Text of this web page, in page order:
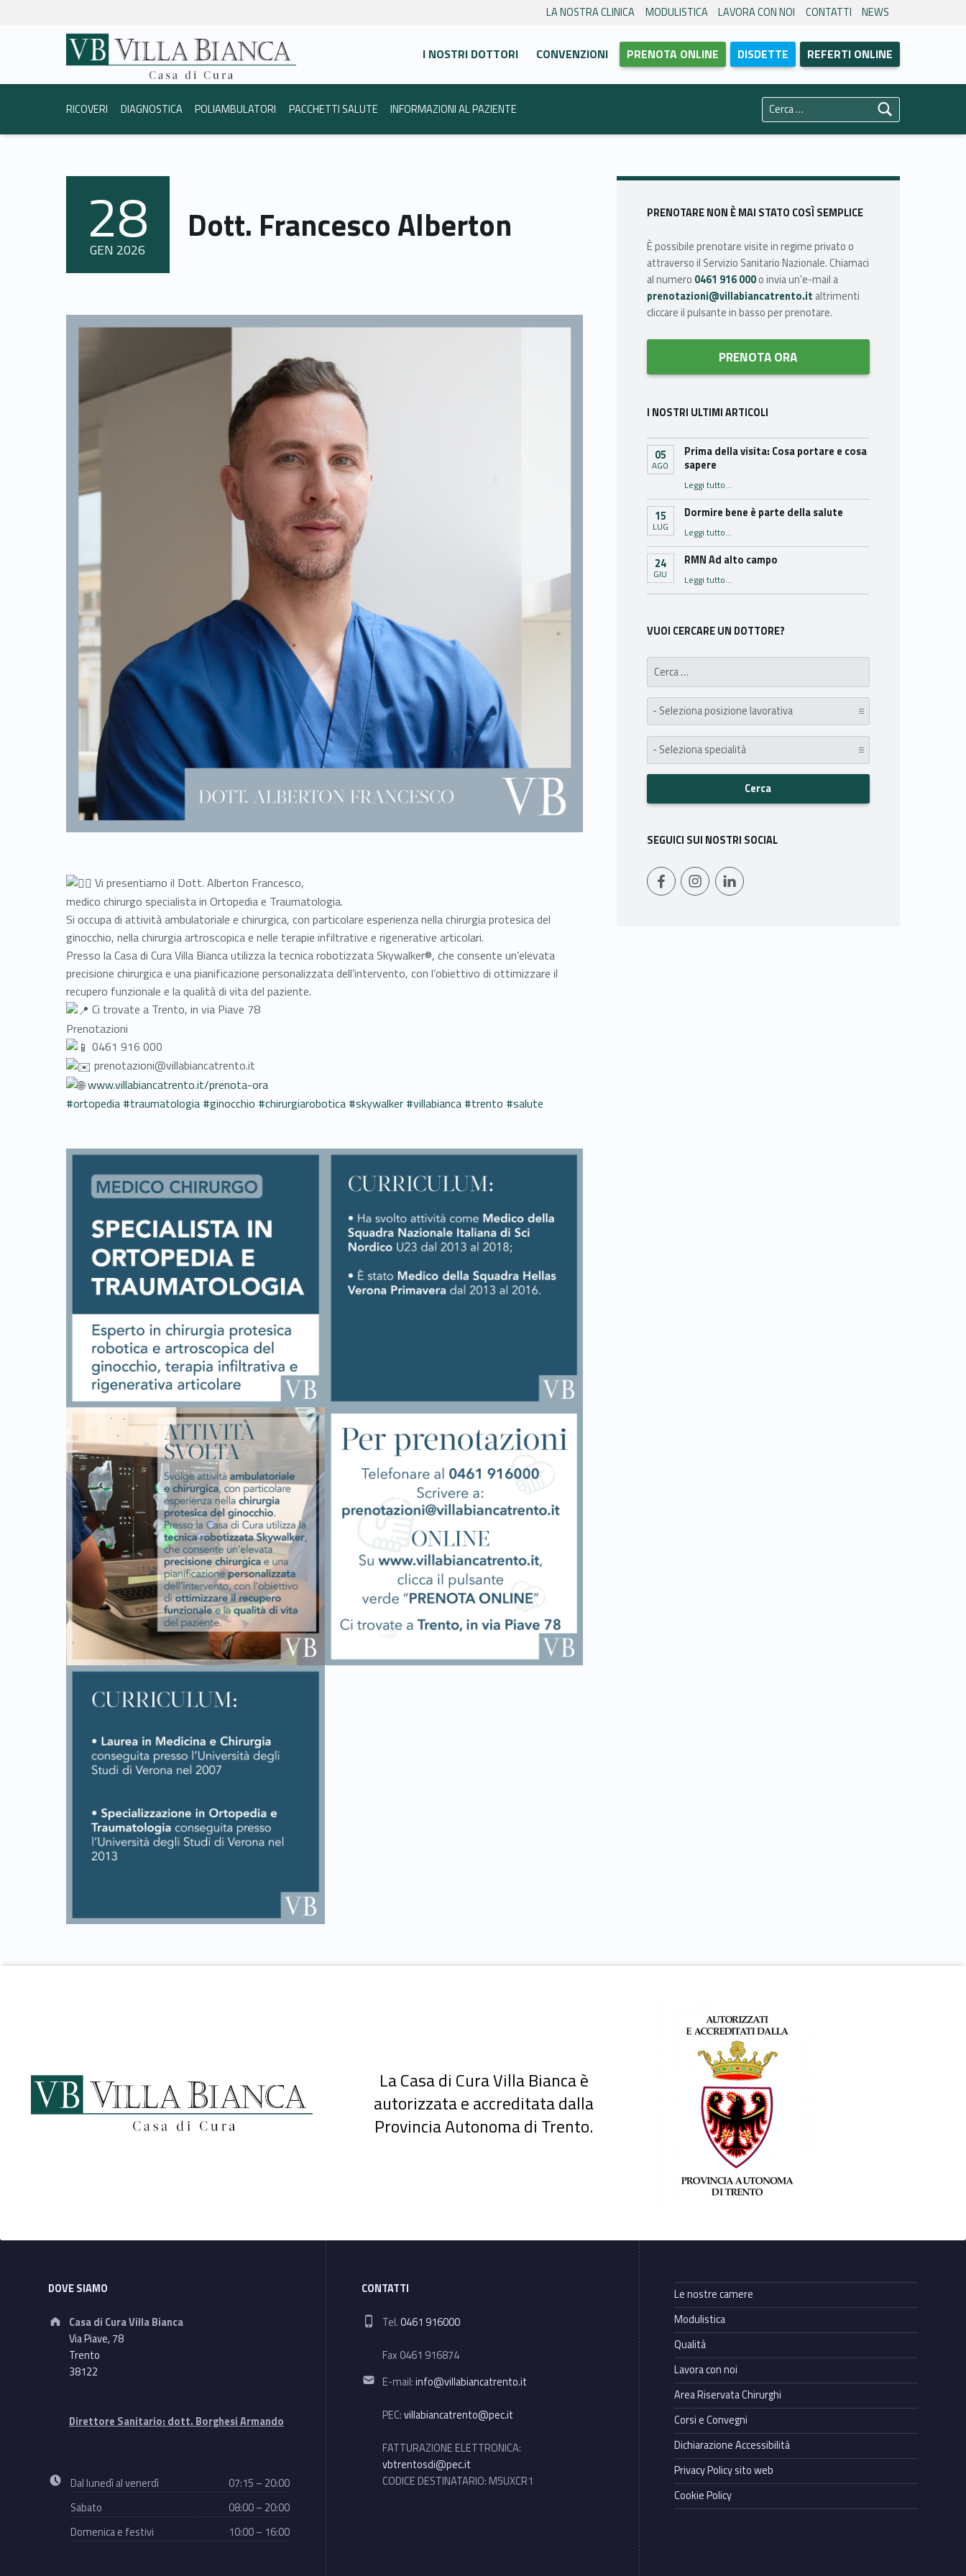
LA NOSTRA CLINICA MODULISTICA LAVORA CON NOI CONTATTI NEWS
Dott. Francesco Alberton - Casa di Cura Villa Bianca Trento
La vostra salute è la nostra priorità.
I NOSTRI DOTTORI CONVENZIONI PRENOTA ONLINE DISDETTE REFERTI ONLINE
Header info sidebar
RICOVERI DIAGNOSTICA POLIAMBULATORI PACCHETTI SALUTE INFORMAZIONI AL PAZIENTE
Dott. Francesco Alberton
POSTED ON:
28
GEN 2026
Vi presentiamo il Dott. Alberton Francesco,
medico chirurgo specialista in Ortopedia e Traumatologia.
Si occupa di attività ambulatoriale e chirurgica, con particolare esperienza nella chirurgia protesica del
ginocchio, nella chirurgia artroscopica e nelle terapie infiltrative e rigenerative articolari.
Presso la Casa di Cura Villa Bianca utilizza la tecnica robotizzata Skywalker®, che consente un’elevata
precisione chirurgica e una pianificazione personalizzata dell’intervento, con l’obiettivo di ottimizzare il
recupero funzionale e la qualità di vita del paziente.
Ci trovate a Trento, in via Piave 78
Prenotazioni
0461 916 000
prenotazioni@villabiancatrento.it
www.villabiancatrento.it/prenota-ora
#ortopedia #traumatologia #ginocchio #chirurgiarobotica #skywalker #villabianca #trento #salute
Skip back to main navigation
Sidebar
PRENOTARE NON È MAI STATO COSÌ SEMPLICE
È possibile prenotare visite in regime privato o
attraverso il Servizio Sanitario Nazionale. Chiamaci
al numero 0461 916 000o invia un'e-mail a
prenotazioni@villabiancatrento.it altrimenti
cliccare il pulsante in basso per prenotare.
PRENOTA ORA
I NOSTRI ULTIMI ARTICOLI
05
AGO
Prima della visita: Cosa portare e cosa
sapere
Leggi tutto…
15
LUG
Dormire bene è parte della salute
Leggi tutto…
24
GIU
RMN Ad alto campo
Leggi tutto…
VUOI CERCARE UN DOTTORE?
SEGUICI SUI NOSTRI SOCIAL
WebMan on FacebookInstagramLinkedIn
Footer info sidebar
La Casa di Cura Villa Bianca è
autorizzata e accreditata dalla
Provincia Autonoma di Trento.
Footer sidebar
DOVE SIAMO
Address:
Casa di Cura Villa Bianca
Via Piave, 78
Trento
38122
Direttore Sanitario: dott. Borghesi Armando
Business hours:
Dal lunedì al venerdì
07:15 – 20:00
Sabato
08:00 – 20:00
Domenica e festivi
10:00 – 16:00
CONTATTI
Phone number:
Tel.0461 916000
Fax 0461 916874
Email address:
E-mail:info@villabiancatrento.it
PEC:villabiancatrento@pec.it
FATTURAZIONE ELETTRONICA:
vbtrentosdi@pec.it
CODICE DESTINATARIO: M5UXCR1
Le nostre camere
Modulistica
Qualità
Lavora con noi
Area Riservata Chirurghi
Corsi e Convegni
Dichiarazione Accessibilità
Privacy Policy sito web
Cookie Policy